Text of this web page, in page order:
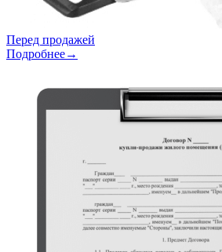
Перед продажей
Подробнее→